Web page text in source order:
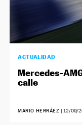
ACTUALIDAD
Mercedes-
calle
MARIO HERRÁEZ | 12/09/